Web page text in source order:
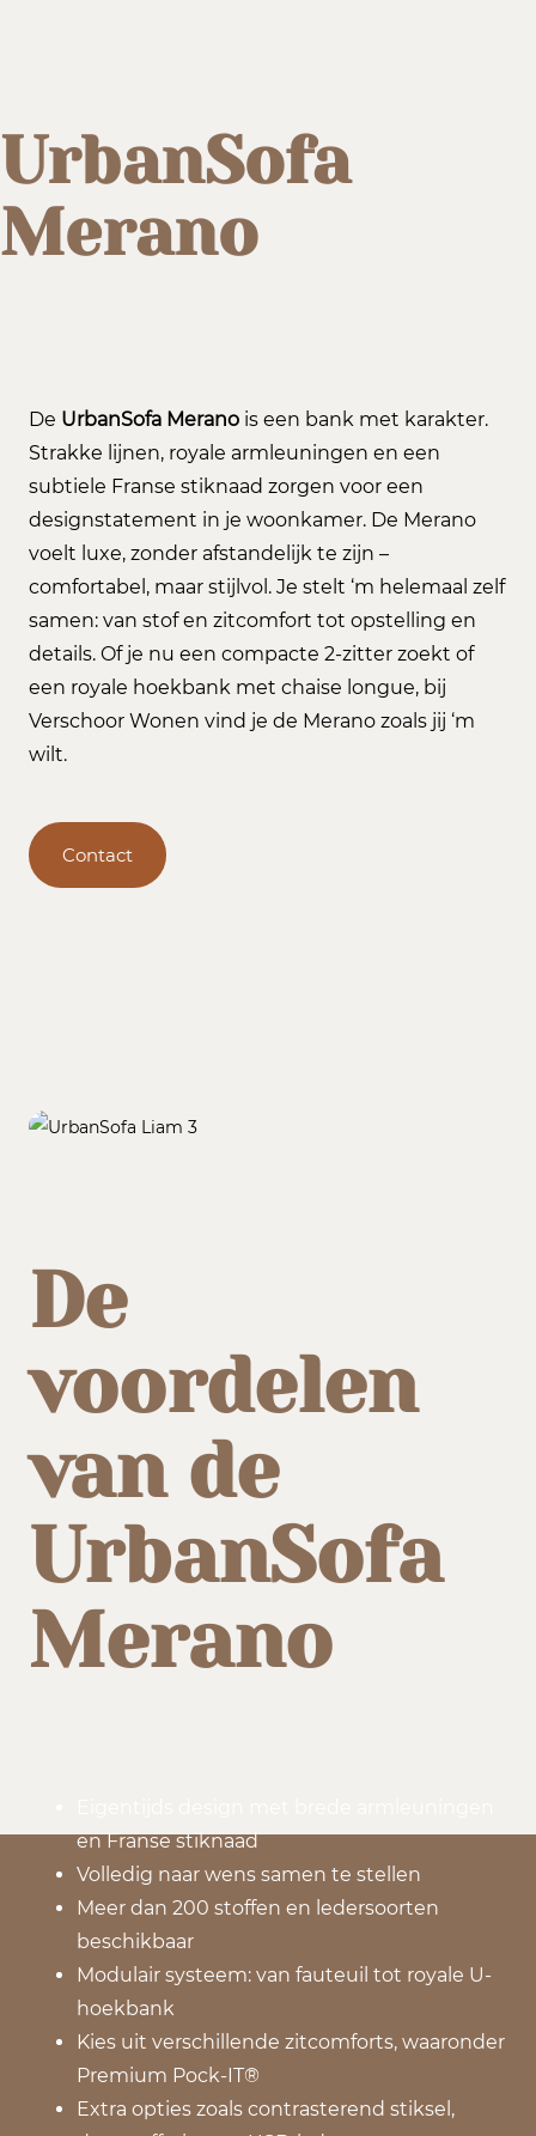
UrbanSofa
Merano
De UrbanSofa Merano is een bank met karakter.
Strakke lijnen, royale armleuningen en een
subtiele Franse stiknaad zorgen voor een
designstatement in je woonkamer. De Merano
voelt luxe, zonder afstandelijk te zijn –
comfortabel, maar stijlvol. Je stelt ‘m helemaal zelf
samen: van stof en zitcomfort tot opstelling en
details. Of je nu een compacte 2-zitter zoekt of
een royale hoekbank met chaise longue, bij
Verschoor Wonen vind je de Merano zoals jij ‘m
wilt.
Contact
De
voordelen
van de
UrbanSofa
Merano
en Franse stiknaad
Volledig naar wens samen te stellen
Meer dan 200 stoffen en ledersoorten
beschikbaar
Modulair systeem: van fauteuil tot royale U-
hoekbank
Kies uit verschillende zitcomforts, waaronder
Premium Pock-IT®
Extra opties zoals contrasterend stiksel,